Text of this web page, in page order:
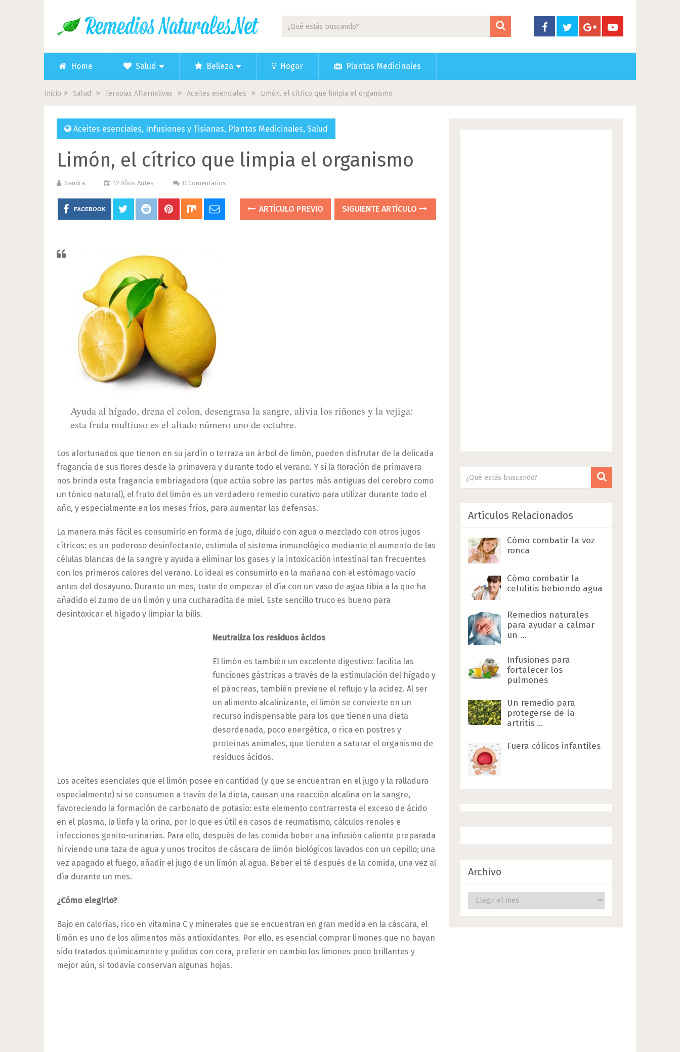
Home Salud Belleza Hogar Plantas Medicinales
Inicio Salud Terapias Alternativas Aceites esenciales Limón, el cítrico que limpia el organismo
Aceites esenciales, Infusiones y Tisianas, Plantas Medicinales, Salud
Limón, el cítrico que limpia el organismo
Sandra 12 Años Antes 0 Comentarios
FACEBOOK ARTÍCULO PREVIO SIGUIENTE ARTÍCULO
Ayuda al hígado, drena el colon, desengrasa la sangre, alivia los riñones y la vejiga:
esta fruta multiuso es el aliado número uno de octubre.
Los afortunados que tienen en su jardín o terraza un árbol de limón, pueden disfrutar de la delicada
fragancia de sus flores desde la primavera y durante todo el verano. Y si la floración de primavera
nos brinda esta fragancia embriagadora (que actúa sobre las partes más antiguas del cerebro como
un tónico natural), el fruto del limón es un verdadero remedio curativo para utilizar durante todo el
año, y especialmente en los meses fríos, para aumentar las defensas.
La manera más fácil es consumirlo en forma de jugo, diluido con agua o mezclado con otros jugos
cítricos: es un poderoso desinfectante, estimula el sistema inmunológico mediante el aumento de las
células blancas de la sangre y ayuda a eliminar los gases y la intoxicación intestinal tan frecuentes
con los primeros calores del verano. Lo ideal es consumirlo en la mañana con el estómago vacío
antes del desayuno. Durante un mes, trate de empezar el día con un vaso de agua tibia a la que ha
añadido el zumo de un limón y una cucharadita de miel. Este sencillo truco es bueno para
desintoxicar el hígado y limpiar la bilis.
Neutraliza los residuos ácidos
El limón es también un excelente digestivo: facilita las
funciones gástricas a través de la estimulación del hígado y
el páncreas, también previene el reflujo y la acidez. Al ser
un alimento alcalinizante, el limón se convierte en un
recurso indispensable para los que tienen una dieta
desordenada, poco energética, o rica en postres y
proteínas animales, que tienden a saturar el organismo de
residuos ácidos.
Los aceites esenciales que el limón posee en cantidad (y que se encuentran en el jugo y la ralladura
especialmente) si se consumen a través de la dieta, causan una reacción alcalina en la sangre,
favoreciendo la formación de carbonato de potasio: este elemento contrarresta el exceso de ácido
en el plasma, la linfa y la orina, por lo que es útil en casos de reumatismo, cálculos renales e
infecciones genito-urinarias. Para ello, después de las comida beber una infusión caliente preparada
hirviendo una taza de agua y unos trocitos de cáscara de limón biológicos lavados con un cepillo; una
vez apagado el fuego, añadir el jugo de un limón al agua. Beber el té después de la comida, una vez al
día durante un mes.
¿Cómo elegirlo?
Bajo en calorías, rico en vitamina C y minerales que se encuentran en gran medida en la cáscara, el
limón es uno de los alimentos más antioxidantes. Por ello, es esencial comprar limones que no hayan
sido tratados químicamente y pulidos con cera, preferir en cambio los limones poco brillantes y
mejor aún, si todavía conservan algunas hojas.
Artículos Relacionados
Cómo combatir la voz
ronca
Cómo combatir la
celulitis bebiendo agua
Remedios naturales
para ayudar a calmar
un …
Infusiones para
fortalecer los
pulmones
Un remedio para
protegerse de la
artritis …
Fuera cólicos infantiles
Archivo
Archivo